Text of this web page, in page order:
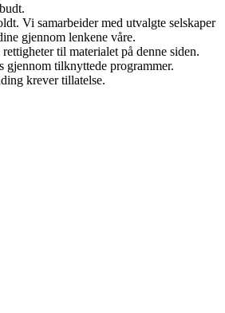
Vi samarbeider med utvalgte selskaper
gjennom lenkene våre.
til materialet på denne siden.
gjennom tilknyttede programmer.
krever tillatelse.